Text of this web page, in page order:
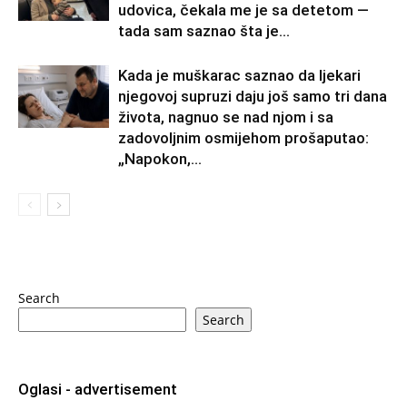
udovica, čekala me je sa detetom —
tada sam saznao šta je...
Kada je muškarac saznao da ljekari
njegovoj supruzi daju još samo tri dana
života, nagnuo se nad njom i sa
zadovoljnim osmijehom prošaputao:
„Napokon,...
Search
Search
Oglasi - advertisement